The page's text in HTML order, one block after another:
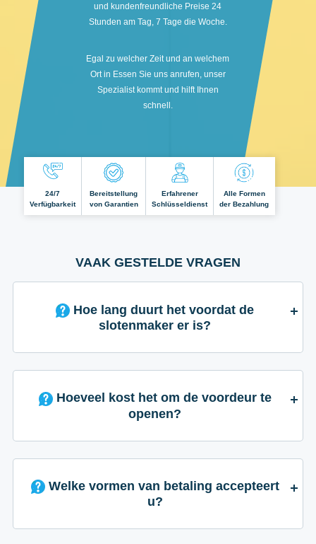
und kundenfreundliche Preise 24
Stunden am Tag, 7 Tage die Woche.
Egal zu welcher Zeit und an welchem
Ort in Essen Sie uns anrufen, unser
Spezialist kommt und hilft Ihnen
schnell.
24/7
Verfügbarkeit
Bereitstellung
von Garantien
Erfahrener
Schlüsseldienst
Alle Formen
der Bezahlung
VAAK GESTELDE VRAGEN
slotenmaker er is?
Hoeveel kost het om de voordeur te
openen?
Welke vormen van betaling accepteert
u?